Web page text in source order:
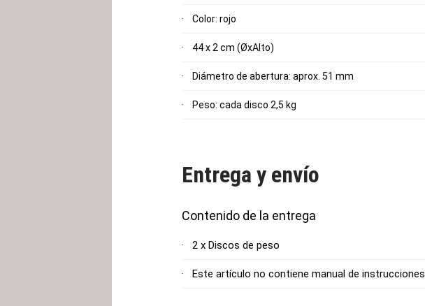
Color: rojo
44 x 2 cm (ØxAlto)
Diámetro de abertura: aprox. 51 mm
Peso: cada disco 2,5 kg
Entrega y envío
Contenido de la entrega
2 x Discos de peso
Este artículo no contiene manual de instrucciones